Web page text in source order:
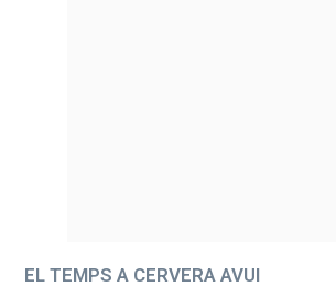
EL TEMPS A CERVERA AVUI